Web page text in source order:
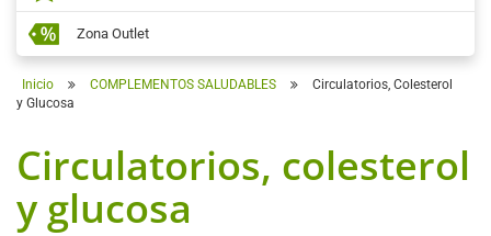
Zona Outlet
Inicio COMPLEMENTOS SALUDABLES
Circulatorios, Colesterol
y Glucosa
Circulatorios, colesterol
y glucosa